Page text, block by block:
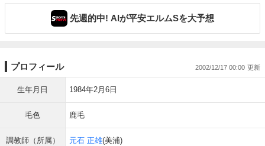
先週的中! AIが平安エルムSを大予想
プロフィール 2002/12/17 00:00
生年月日 1984年2月6日
毛色 鹿毛
調教師（所属） 元石 正雄(美浦)